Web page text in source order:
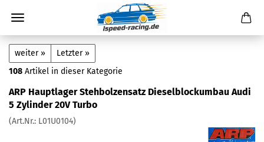
weiter »
Letzter »
108 Artikel in dieser Kategorie
ARP Hauptlager Stehbolzensatz Dieselblockumbau Audi
5 Zylinder 20V Turbo
(Art.Nr.: L01U0104)